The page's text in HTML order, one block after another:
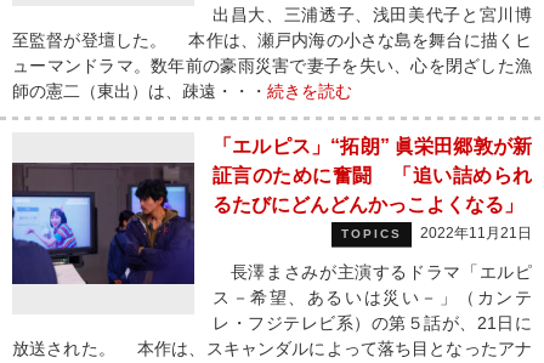
出昌大、三浦透子、浅田美代子と宮川博
至監督が登壇した。 本作は、瀬戸内海の小さな島を舞台に描くヒ
ューマンドラマ。数年前の豪雨災害で妻子を失い、心を閉ざした漁
師の憲二（東出）は、疎遠・・・ 続きを読む
「エルピス」“拓朗” 眞栄田郷敦が新
証言のために奮闘 「追い詰められ
るたびにどんどんかっこよくなる」
TOPICS 2022年11月21日
長澤まさみが主演するドラマ「エルピ
ス－希望、あるいは災い－」（カンテ
レ・フジテレビ系）の第５話が、21日に
放送された。 本作は、スキャンダルによって落ち目となったアナ